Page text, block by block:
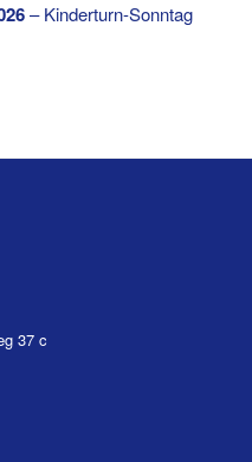
–Kinderturn-Sonntag
37 c